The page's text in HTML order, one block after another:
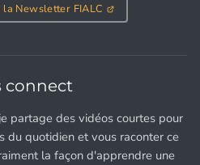
la Newsletter FIALC
connect
partage des vidéos courtes pour
du quotidien et vous raconter ce
la façon d'apprendre une